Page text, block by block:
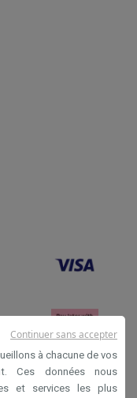
vente
à chacune de vos
Ces données nous
et services les plus
Continuer sans accepter